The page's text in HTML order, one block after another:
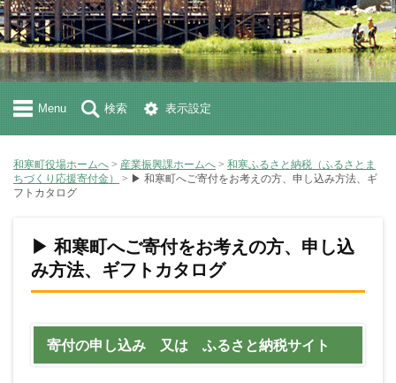
Menu 検索 表示設定
和寒町役場ホームへ > 産業振興課ホームへ > 和寒ふるさと納税（ふるさとま
ちづくり応援寄付金）
> ▶ 和寒町へご寄付をお考えの方、申し込み方法、ギ
フトカタログ
▶ 和寒町へご寄付をお考えの方、申し込
み方法、ギフトカタログ
寄付の申し込み 又は ふるさと納税サイト